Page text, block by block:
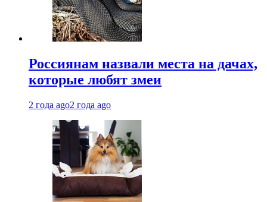
Россиянам назвали места на дачах,
которые любят змеи
2 года ago2 года ago